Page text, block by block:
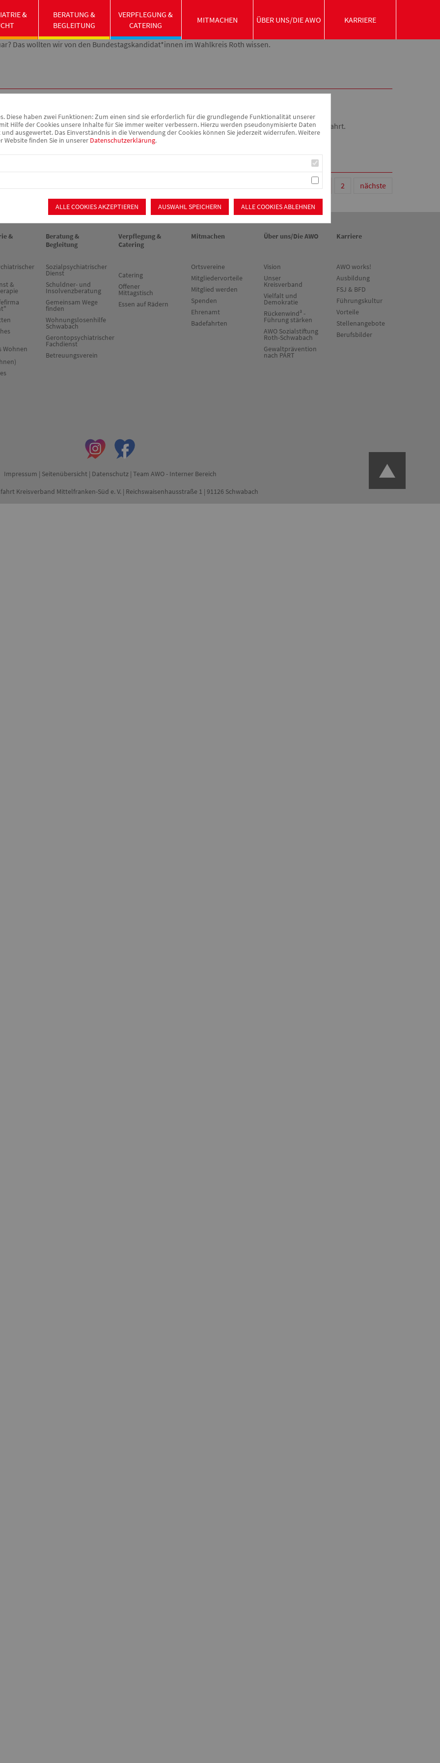
Das wollten wir von den Bundestagskandidat*innen im Wahlkreis Roth wissen.
mit den Bundestagskandidat*innen
Es geht um viel – für die Gesellschaft wie auch für soziale Träger wie unsere Arbeiterwohlfahrt.
2 nächste
&
&
Wohnen
Beratung &
Begleitung
Sozialpsychiatrischer
Dienst
Schuldner- und
Insolvenzberatung
Gemeinsam Wege
finden
Wohnungslosenhilfe
Schwabach
Gerontopsychiatrischer
Fachdienst
Betreuungsverein
Verpflegung &
Catering
Catering
Offener
Mittagstisch
Essen auf Rädern
Mitmachen
Ortsvereine
Mitgliedervorteile
Mitglied werden
Spenden
Ehrenamt
Badefahrten
Über uns/Die AWO
Vision
Unser
Kreisverband
Vielfalt und
Demokratie
Rückenwind³ -
Führung stärken
AWO Sozialstiftung
Roth-Schwabach
Gewaltprävention
nach PART
Karriere
AWO works!
Ausbildung
FSJ & BFD
Führungskultur
Vorteile
Stellenangebote
Berufsbilder
Impressum | Seitenübersicht| Datenschutz| Team AWO - Interner Bereich
Kreisverband Mittelfranken-Süd e. V. | Reichswaisenhausstraße 1 | 91126 Schwabach
&
BERATUNG &
BEGLEITUNG
VERPFLEGUNG &
CATERING
MITMACHEN ÜBER UNS/DIE AWO KARRIERE
Diese haben zwei Funktionen: Zum einen sind sie erforderlich für die grundlegende Funktionalität unserer
Hilfe der Cookies unsere Inhalte für Sie immer weiter verbessern. Hierzu werden pseudonymisierte Daten
ausgewertet. Das Einverständnis in die Verwendung der Cookies können Sie jederzeit widerrufen. Weitere
Website finden Sie in unserer Datenschutzerklärung.
ALLE COOKIES ABLEHNEN
AUSWAHL SPEICHERN
ALLE COOKIES AKZEPTIEREN